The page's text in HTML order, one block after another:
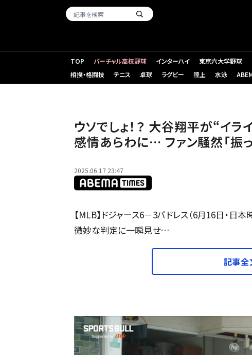
TOP バーチャル高校野球 インターハイ 東京六大学野球
相撲・格闘技
テニス 卓球 ラグビー 陸上 水泳
ウソでしょ！？ 大谷翔平が“
感情あらわに… ファン騒然「振っ
2025.06.17 23:47
【MLB】ドジャース6－3パドレス（6月
微妙な判定に一瞬見せ…
記事全